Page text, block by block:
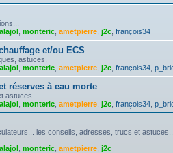
monteric ametpierre j2c françois34
et/ou ECS
astuces,
monteric ametpierre j2c françois34
réserves à eau morte
astuces...
monteric ametpierre j2c françois34
les conseils, adresses, trucs et astuces...
monteric ametpierre j2c